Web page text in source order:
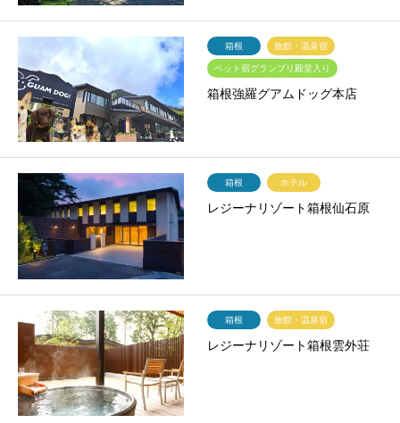
箱根 旅館・温泉宿
ペット宿グランプリ殿堂入り
箱根強羅グアムドッグ本店
箱根 ホテル
レジーナリゾート箱根仙石原
箱根 旅館・温泉宿
レジーナリゾート箱根雲外荘